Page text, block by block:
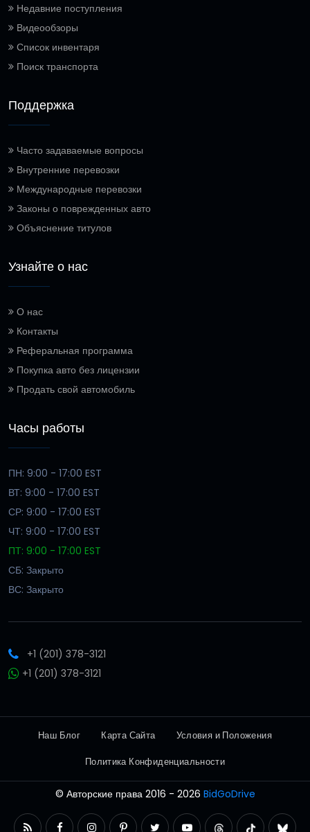
Недавние поступления
Видеообзоры
Список инвентаря
Поиск транспорта
Поддержка
Часто задаваемые вопросы
Внутренние перевозки
Международные перевозки
Законы о поврежденных авто
Объяснение титулов
Узнайте о нас
О нас
Контакты
Реферальная программа
Покупка авто без лицензии
Продать свой автомобиль
Часы работы
ПН: 9:00 - 17:00 EST
ВТ: 9:00 - 17:00 EST
СР: 9:00 - 17:00 EST
ЧТ: 9:00 - 17:00 EST
ПТ: 9:00 - 17:00 EST
СБ: Закрыто
ВС: Закрыто
+1 (201) 378-3121
+1 (201) 378-3121
Наш Блог Карта Сайта
Условия и Положения
Политика Конфиденциальности
© Авторские права 2016 - 2026 BidGoDrive